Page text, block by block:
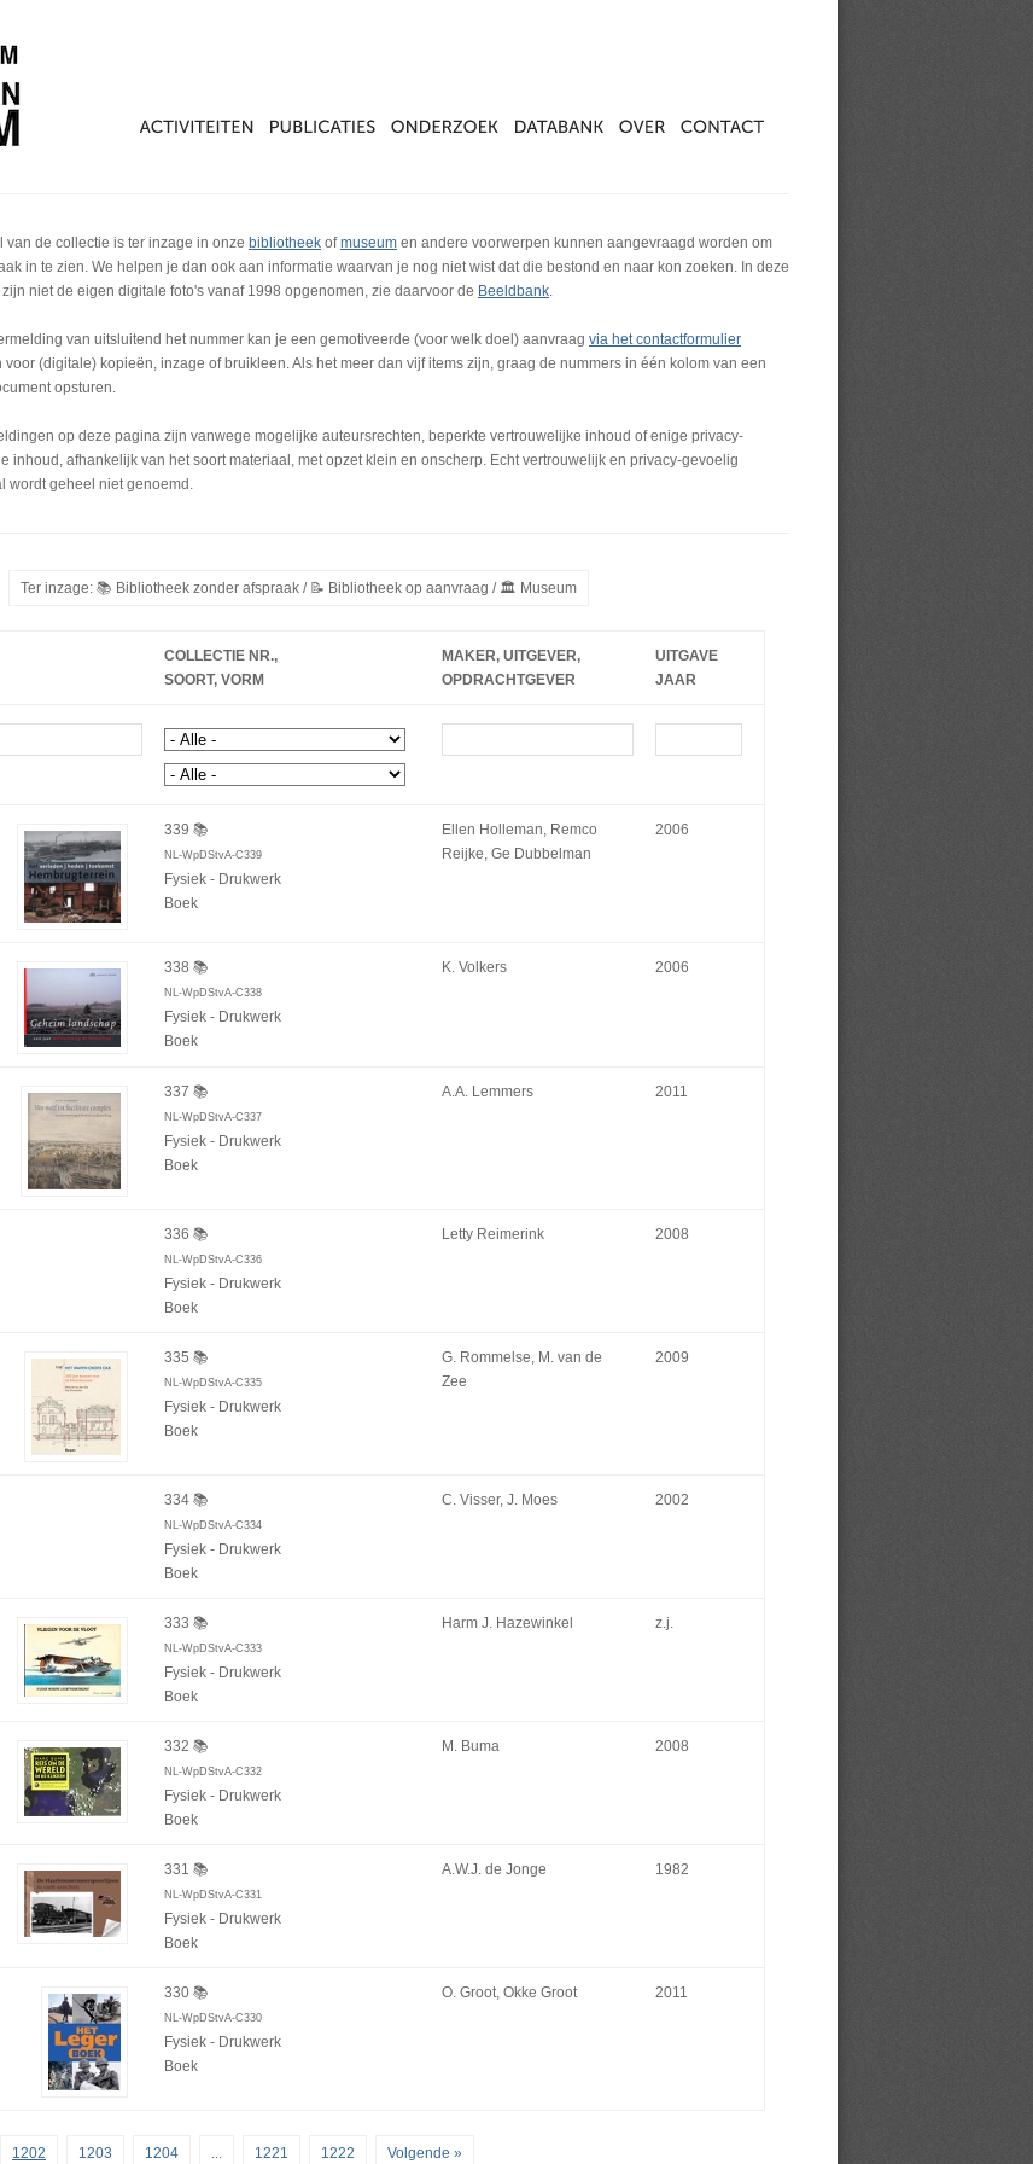
van de collectie is ter inzage in onze bibliotheek ofmuseum en andere voorwerpen kunnen aangevraagd worden om
in te zien. We helpen je dan ook aan informatie waarvan je nog niet wist dat die bestond en naar kon zoeken. In deze
niet de eigen digitale foto's vanaf 1998 opgenomen, zie daarvoor de Beeldbank.
van uitsluitend het nummer kan je een gemotiveerde (voor welk doel) aanvraag via het contactformulier
voor (digitale) kopieën, inzage of bruikleen. Als het meer dan vijf items zijn, graag de nummers in één kolom van een
opsturen.
op deze pagina zijn vanwege mogelijke auteursrechten, beperkte vertrouwelijke inhoud of enige privacy-
inhoud, afhankelijk van het soort materiaal, met opzet klein en onscherp. Echt vertrouwelijk en privacy-gevoelig
wordt geheel niet genoemd.
Ter inzage: 📚 Bibliotheek zonder afspraak / 📝 Bibliotheek op aanvraag / 🏛 Museum
COLLECTIE NR.,
SOORT, VORM
MAKER, UITGEVER,
OPDRACHTGEVER
UITGAVE
JAAR
339 📚
NL-WpDStvA-C339
Fysiek - Drukwerk
Boek
Ellen Holleman, Remco
Reijke, Ge Dubbelman
2006
338 📚
NL-WpDStvA-C338
Fysiek - Drukwerk
Boek
K. Volkers 2006
337 📚
NL-WpDStvA-C337
Fysiek - Drukwerk
Boek
A.A. Lemmers 2011
336 📚
NL-WpDStvA-C336
Fysiek - Drukwerk
Boek
Letty Reimerink 2008
335 📚
NL-WpDStvA-C335
Fysiek - Drukwerk
Boek
G. Rommelse, M. van de
Zee
2009
334 📚
NL-WpDStvA-C334
Fysiek - Drukwerk
Boek
C. Visser, J. Moes 2002
333 📚
NL-WpDStvA-C333
Fysiek - Drukwerk
Boek
Harm J. Hazewinkel z.j.
332 📚
NL-WpDStvA-C332
Fysiek - Drukwerk
Boek
M. Buma 2008
331 📚
NL-WpDStvA-C331
Fysiek - Drukwerk
Boek
A.W.J. de Jonge 1982
330 📚
NL-WpDStvA-C330
Fysiek - Drukwerk
Boek
O. Groot, Okke Groot 2011
1202 1203 1204 ... 1221 1222 Volgende »